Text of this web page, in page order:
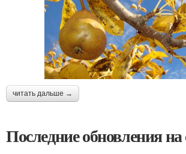
читать дальше →
Последние обновления на